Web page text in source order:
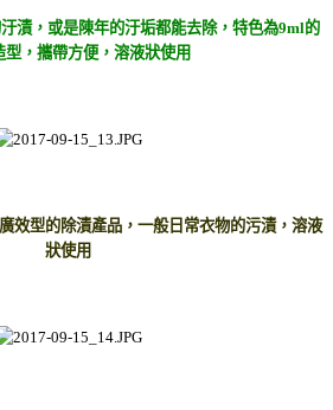
漬，或是陳年的汙垢都能去除，特色為9ml的
型，攜帶方便，溶液狀使用
效型的除漬產品，一般日常衣物的污漬，溶液
狀使用